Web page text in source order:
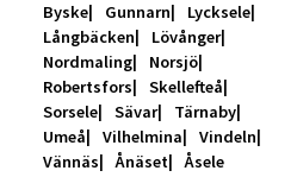
Byske Gunnarn
Lycksele
Långbäcken
Lövånger
Nordmaling
Norsjö
Robertsfors
Skellefteå
Sorsele
Sävar
Tärnaby
Umeå
Vilhelmina
Vindeln
Vännäs
Ånäset Åsele